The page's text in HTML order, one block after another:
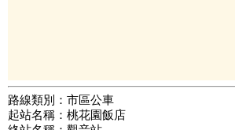
路線類別：市區公車
起站名稱：桃花園飯店